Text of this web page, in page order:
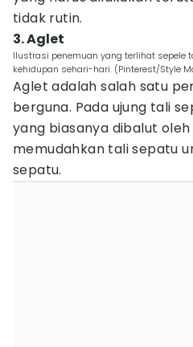
tidak rutin.
3. Aglet
Ilustrasi penemuan yang terlihat sepele
kehidupan sehari-hari. (Pinterest/Style
Aglet adalah salah satu
berguna. Pada ujung tali
yang biasanya dibalut
memudahkan tali sepatu
sepatu.